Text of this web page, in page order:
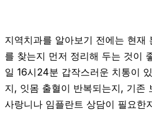
지역치과를 알아보기 전에는 현재
를 찾는지 먼저 정리해 두는 것이
일 16시24분 갑작스러운 치통이
지, 잇몸 출혈이 반복되는지, 기존
사랑니나 임플란트 상담이 필요한